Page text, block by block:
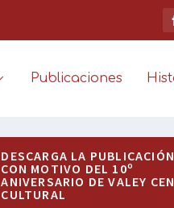
Publicaciones
DESCARGA LA PUBLICACIÓN
CON MOTIVO DEL 10º
ANIVERSARIO DE VALEY
CULTURAL